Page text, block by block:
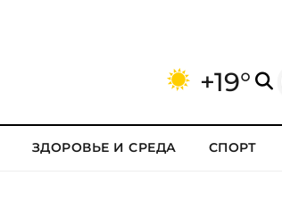
+19°
ЗДОРОВЬЕ И СРЕДА СПОРТ